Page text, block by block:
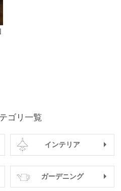
ゴリ一覧
インテリア
ガーデニング